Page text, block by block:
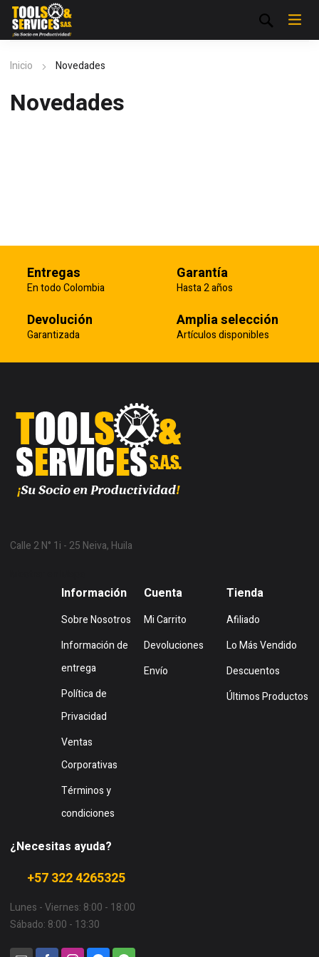
Inicio Novedades
Novedades
Entregas
En todo Colombia
Garantía
Hasta 2 años
Devolución
Garantizada
Amplia selección
Artículos disponibles
Calle 2 N° 1i - 25 Neiva, Huila
Información
Sobre Nosotros
Información de
entrega
Política de
Privacidad
Ventas
Corporativas
Términos y
condiciones
Cuenta
Mi Carrito
Devoluciones
Envío
Tienda
Afiliado
Lo Más Vendido
Descuentos
Últimos Productos
¿Necesitas ayuda?
+57 322 4265325
Lunes - Viernes: 8:00 - 18:00
Sábado: 8:00 - 13:30